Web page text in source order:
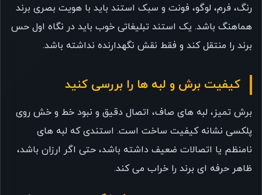
رنگ، فرم، لوگو، فونت و سبک استند باید با هویت بصری برند
هماهنگ باشد. یک استند تبلیغاتی خوب باید در نگاه اول حس
برند را منتقل کند و فقط نقش نگهدارنده نداشته باشد.
کیفیت برش و لبه ها را بررسی کنید
برش تمیز، لبه های صاف، اتصال دقیق و نبود خط و خش روی
پلکسی نشانه کیفیت ساخت است. استندی که لبه های
نامنظم یا اتصالات ضعیف داشته باشد، حتی اگر ارزان باشد،
ظاهر حرفه ای برند را خراب می کند.